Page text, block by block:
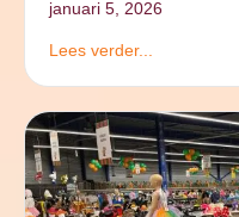
januari 5, 2026
Lees verder...